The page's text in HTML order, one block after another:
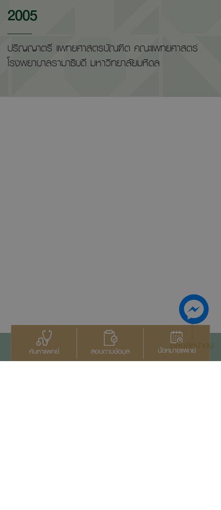
2005
ปริญญาตรี แพทยศาสตรบัณฑิต คณะแพทยศาสตร์
โรงพยาบาลรามาธิบดี มหาวิทยาลัยมหิดล
ค้นหาแพทย์ สอบถามข้อมูล นัดหมายแพทย์
กลับสู่หน้าบน